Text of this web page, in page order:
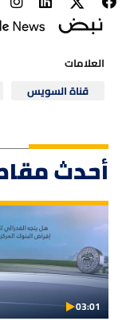
العلامات
قناة السويس
أحدث
03:01